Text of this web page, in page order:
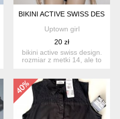
STRÓJ KĄPIELOWY
BIKINI ACTIVE SWISS DESIGN
Uptown girl
20 zł
bikini active swiss design.
rozmiar z metki 14, ale to